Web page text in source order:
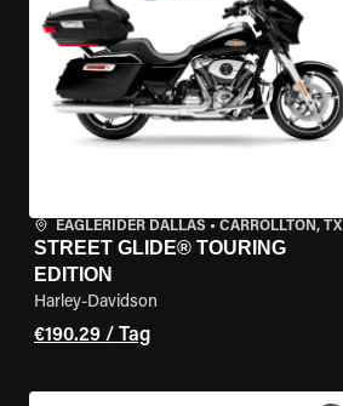
EAGLERIDER DALLAS • CARROLLTON, TX
STREET GLIDE® TOURING
EDITION
Harley-Davidson
€190.29 / Tag